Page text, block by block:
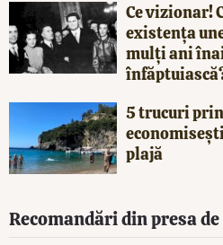
Ce vizionar!
existența
mulți ani
5 trucuri
plajă
Recomandări din presa